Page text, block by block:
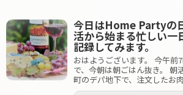
今日はHome Partyの
活から始まる忙しい一
記録してみます。
おはようございます。 今午前
で、今朝は朝ごはん抜き。 朝
町のデパ地下で、注文したお